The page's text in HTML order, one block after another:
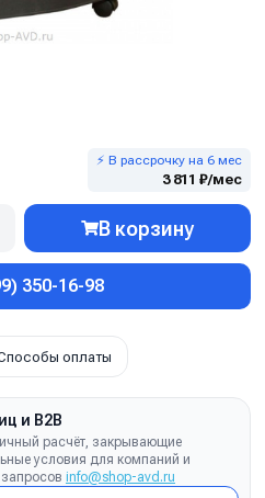
⚡ В рассрочку на 6 мес
3 811 ₽/мес
В корзину
350-16-98
оплаты
и B2B
расчёт, закрывающие
условия для компаний и
info@shop-avd.ru